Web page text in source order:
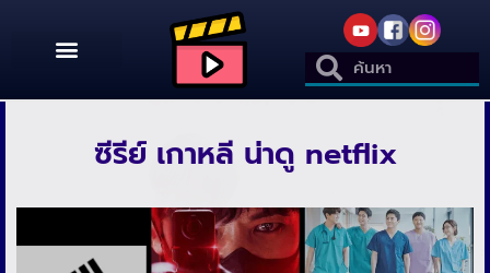
ซีรีย์ เกาหลี น่าดู netflix